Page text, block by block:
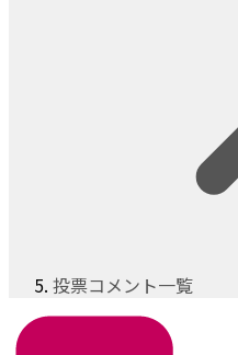
投票コメント一覧